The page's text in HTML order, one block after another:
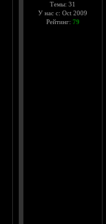
Темы: 31
У нас с: Oct 2009
Рейтинг: 79